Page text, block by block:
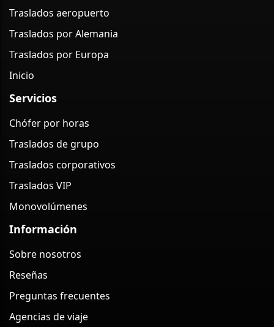
Traslados aeropuerto
Traslados por Alemania
Traslados por Europa
Inicio
Servicios
Chófer por horas
Traslados de grupo
Traslados corporativos
Traslados VIP
Monovolúmenes
Información
Sobre nosotros
Reseñas
Preguntas frecuentes
Agencias de viaje